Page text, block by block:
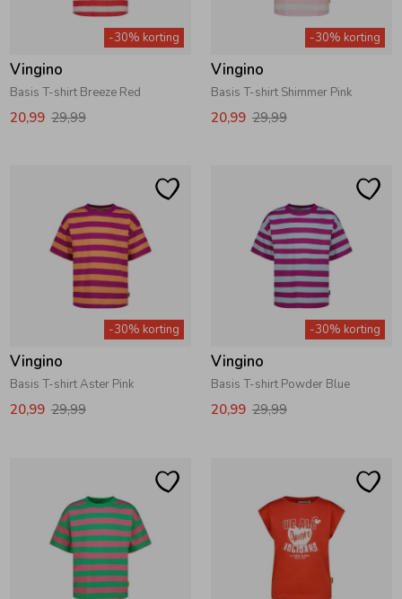
Jassen
Overhemden
Colberts & Gilets
Rompers
Regenkleding &-laarzen
Zomeraccessoires
Jassen
Overhemden
Rokken & Skorts
Jumpsuits
Blazers & Gilets
Leggings
Cadeaubonnen
Haaraccessoires
Babyaccessoires
Verzorgingsproducten
Winteraccessoires
Zomerjassen
Zwemvesten & Zwembandjes
Zomerjassen
-30% korting
Vingino
Basis T-shirt Breeze Red
20,99 29,99
-30% korting
Vingino
Basis T-shirt Shimmer Pink
20,99 29,99
-30% korting
Vingino
Basis T-shirt Aster Pink
20,99 29,99
-30% korting
Vingino
Basis T-shirt Powder Blue
20,99 29,99